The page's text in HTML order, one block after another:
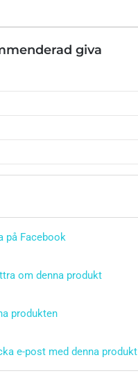
giva
på Facebook
om denna produkt
produkten
e-post med denna produkt